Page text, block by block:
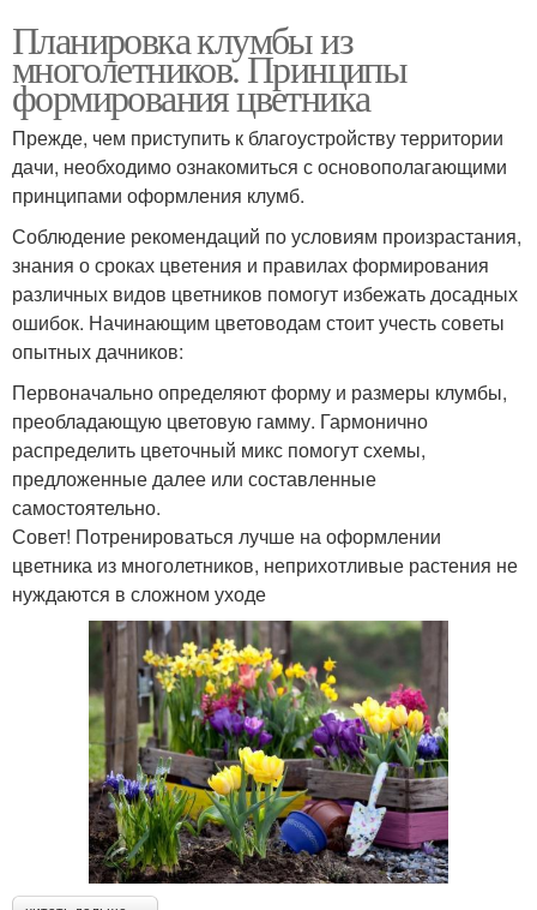
Планировка клумбы из
многолетников. Принципы
формирования цветника
Прежде, чем приступить к благоустройству территории
дачи, необходимо ознакомиться с основополагающими
принципами оформления клумб.
Соблюдение рекомендаций по условиям произрастания,
знания о сроках цветения и правилах формирования
различных видов цветников помогут избежать досадных
ошибок. Начинающим цветоводам стоит учесть советы
опытных дачников:
Первоначально определяют форму и размеры клумбы,
преобладающую цветовую гамму. Гармонично
распределить цветочный микс помогут схемы,
предложенные далее или составленные
самостоятельно.
​Совет! Потренироваться лучше на оформлении
цветника из многолетников, неприхотливые растения не
нуждаются в сложном уходе